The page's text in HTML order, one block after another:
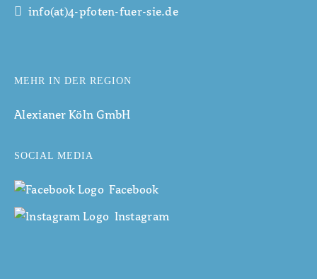
info(at)4-pfoten-fuer-sie.de
MEHR IN DER REGION
Alexianer Köln GmbH
SOCIAL MEDIA
Facebook
Instagram